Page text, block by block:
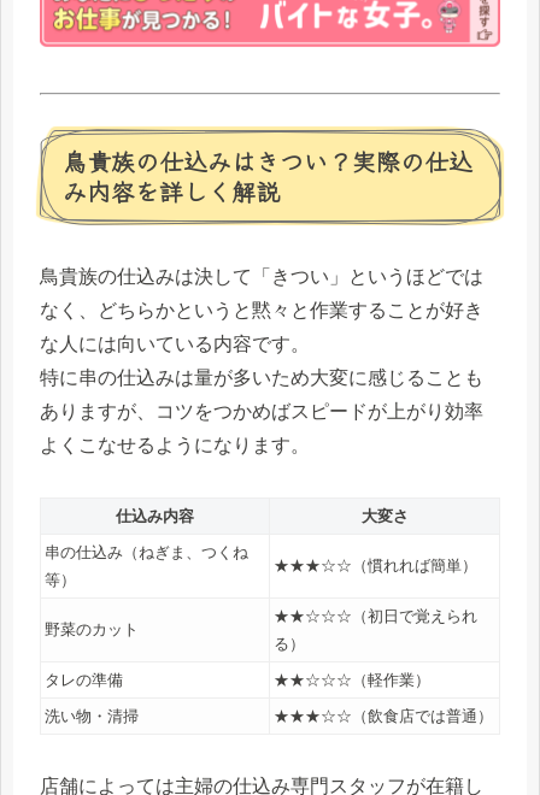
鳥貴族の仕込みはきつい？実際の仕込
み内容を詳しく解説
鳥貴族の仕込みは決して「きつい」というほどでは
なく、どちらかというと黙々と作業することが好き
な人には向いている内容です。
特に串の仕込みは量が多いため大変に感じることも
ありますが、コツをつかめばスピードが上がり効率
よくこなせるようになります。
仕込み内容
大変さ
串の仕込み（ねぎま、つくね
等）
★★★☆☆（慣れれば簡単）
野菜のカット
★★☆☆☆（初日で覚えられ
る）
タレの準備
★★☆☆☆（軽作業）
洗い物・清掃
★★★☆☆（飲食店では普通）
店舗によっては主婦の仕込み専門スタッフが在籍し